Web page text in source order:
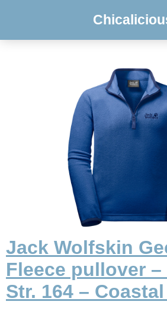
Jack Wolfskin
Fleece pullover –
Str. 164 –